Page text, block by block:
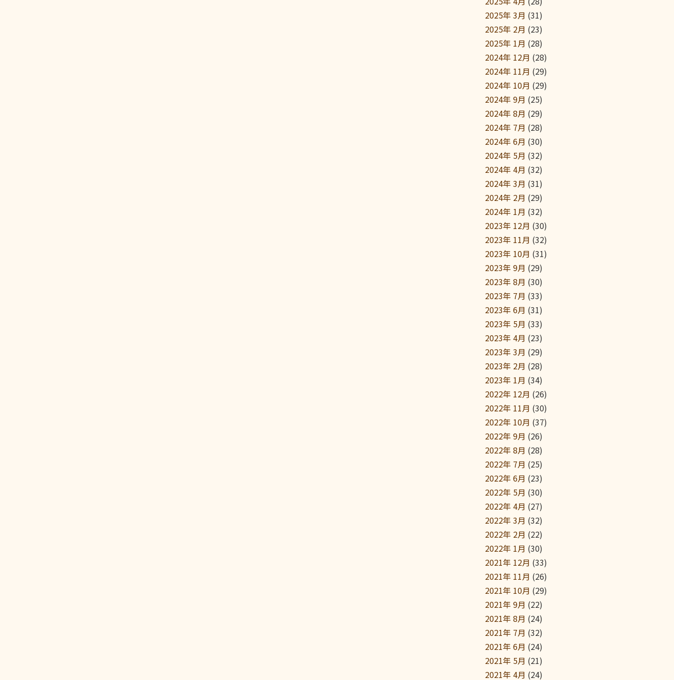
2025年 3月 (31)
2025年 2月 (23)
2025年 1月 (28)
2024年 12月 (28)
2024年 11月 (29)
2024年 10月 (29)
2024年 9月 (25)
2024年 8月 (29)
2024年 7月 (28)
2024年 6月 (30)
2024年 5月 (32)
2024年 4月 (32)
2024年 3月 (31)
2024年 2月 (29)
2024年 1月 (32)
2023年 12月 (30)
2023年 11月 (32)
2023年 10月 (31)
2023年 9月 (29)
2023年 8月 (30)
2023年 7月 (33)
2023年 6月 (31)
2023年 5月 (33)
2023年 4月 (23)
2023年 3月 (29)
2023年 2月 (28)
2023年 1月 (34)
2022年 12月 (26)
2022年 11月 (30)
2022年 10月 (37)
2022年 9月 (26)
2022年 8月 (28)
2022年 7月 (25)
2022年 6月 (23)
2022年 5月 (30)
2022年 4月 (27)
2022年 3月 (32)
2022年 2月 (22)
2022年 1月 (30)
2021年 12月 (33)
2021年 11月 (26)
2021年 10月 (29)
2021年 9月 (22)
2021年 8月 (24)
2021年 7月 (32)
2021年 6月 (24)
2021年 5月 (21)
2021年 4月 (24)